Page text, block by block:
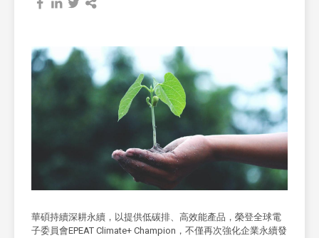
華碩持續深耕永續，以提供低碳排、高效能產品，榮登全球電
子委員會EPEAT Climate+ Champion，不僅再次強化企業永續發